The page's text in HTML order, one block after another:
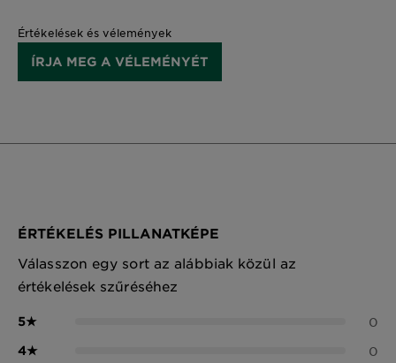
Értékelések és vélemények
ÍRJA MEG A VÉLEMÉNYÉT
ÉRTÉKELÉS PILLANATKÉPE
Válasszon egy sort az alábbiak közül az
értékelések szűréséhez
5★ 0
4★ 0